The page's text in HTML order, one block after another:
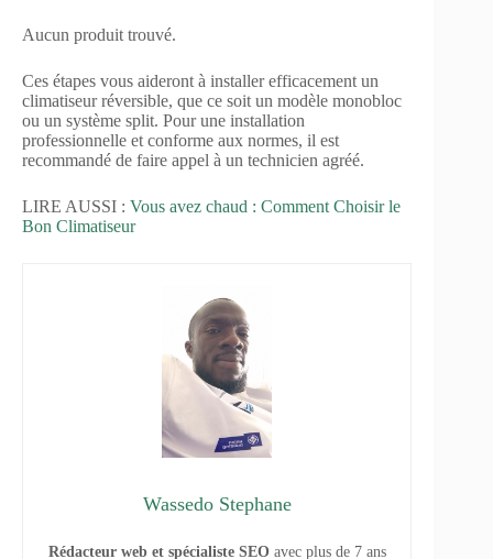
Aucun produit trouvé.
Ces étapes vous aideront à installer efficacement un
climatiseur réversible, que ce soit un modèle monobloc
ou un système split. Pour une installation
professionnelle et conforme aux normes, il est
recommandé de faire appel à un technicien agréé.
LIRE AUSSI : Vous avez chaud : Comment Choisir le
Bon Climatiseur
Wassedo Stephane
Rédacteur web et spécialiste SEOavec plus de 7 ans